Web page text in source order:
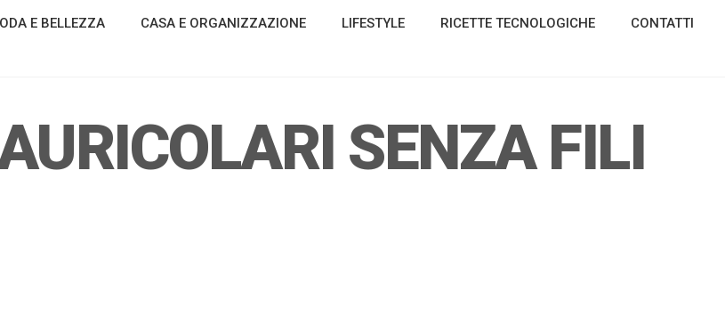
E BELLEZZA CASA E ORGANIZZAZIONE LIFESTYLE RICETTE TECNOLOGICHE CONTATTI
SENZA FILI